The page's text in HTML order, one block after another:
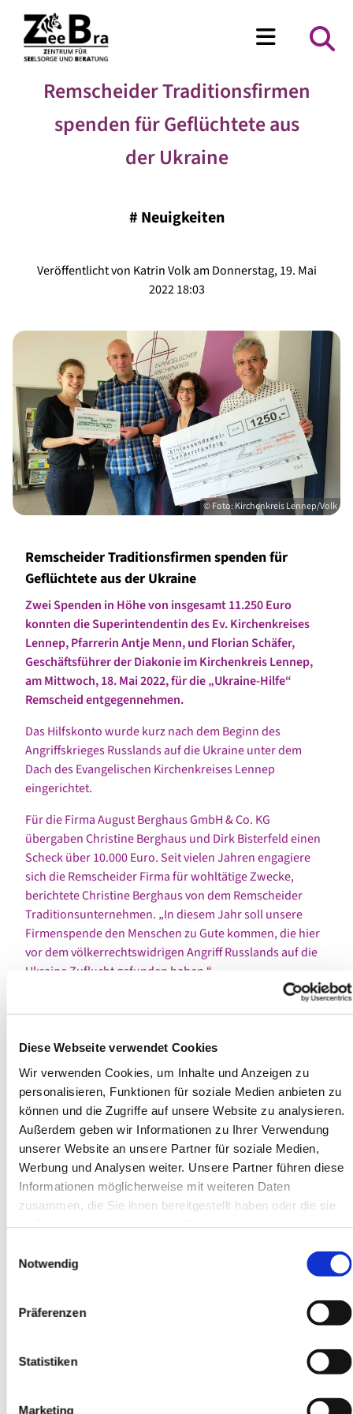
Diese Webseite verwendet Cookies
Wir verwenden Cookies, um Inhalte und Anzeigen zu
personalisieren, Funktionen für soziale Medien anbieten zu
können und die Zugriffe auf unsere Website zu analysieren.
Außerdem geben wir Informationen zu Ihrer Verwendung
unserer Website an unsere Partner für soziale Medien,
Werbung und Analysen weiter. Unsere Partner führen diese
Informationen möglicherweise mit weiteren Daten
zusammen, die Sie ihnen bereitgestellt haben oder die sie
Notwendig
Präferenzen
Statistiken
Marketing
Remscheider Traditionsfirmen
spenden für Geflüchtete aus
der Ukraine
# Neuigkeiten
Veröffentlicht von Katrin Volk am Donnerstag, 19. Mai
2022 18:03
© Foto: Kirchenkreis Lennep/Volk
Remscheider Traditionsfirmen spenden für
Geflüchtete aus der Ukraine
Zwei Spenden in Höhe von insgesamt 11.250 Euro
konnten die Superintendentin des Ev. Kirchenkreises
Lennep, Pfarrerin Antje Menn, und Florian Schäfer,
Geschäftsführer der Diakonie im Kirchenkreis Lennep,
am Mittwoch, 18. Mai 2022, für die „Ukraine-Hilfe“
Remscheid entgegennehmen.
Das Hilfskonto wurde kurz nach dem Beginn des
Angriffskrieges Russlands auf die Ukraine unter dem
Dach des Evangelischen Kirchenkreises Lennep
eingerichtet.
Für die Firma August Berghaus GmbH & Co. KG
übergaben Christine Berghaus und Dirk Bisterfeld einen
Scheck über 10.000 Euro. Seit vielen Jahren engagiere
sich die Remscheider Firma für wohltätige Zwecke,
berichtete Christine Berghaus von dem Remscheider
Traditionsunternehmen. „In diesem Jahr soll unsere
Firmenspende den Menschen zu Gute kommen, die hier
vor dem völkerrechtswidrigen Angriff Russlands auf die
Ukraine Zuflucht gefunden haben.“
Ryszard Gbor, Paul Gaier und Christian Schweiger
Mitarbeiter des Montagebereichs von Oerlikon Barmag
symbolisch einen großen Spendenscheck.
„Jedes Jahr spenden die Kolleginnen und Kollegen der
Montage-Abteilung den Erlös unserer
Weihnachtstombola Tombola für gute Zwecke. In
diesem Jahr“, erzählte Ryszard Gbor, „entschied die
Abteilungsbelegschaft, einen Großteil des Tombola-
Erlöses der „Ukraine-Hilfe Remscheid“ zu spenden.“ Die
beteiligt, so dass insgesamt 1250 Euro zusammenkamen,
Menn: "Jeder Cent wird benötigt"
Superintendentin Antje Menn bedankte sich herzlich für
die Spenden. „Jeder Cent wird benötigt“, sagte sie.
über den Vergabe-Ausschuss, in dem u.a. Vertreter aus